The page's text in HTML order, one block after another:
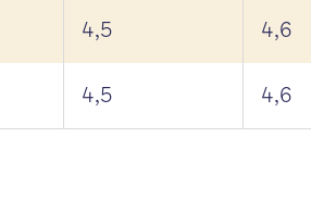
4,5 4,6
4,5 4,6